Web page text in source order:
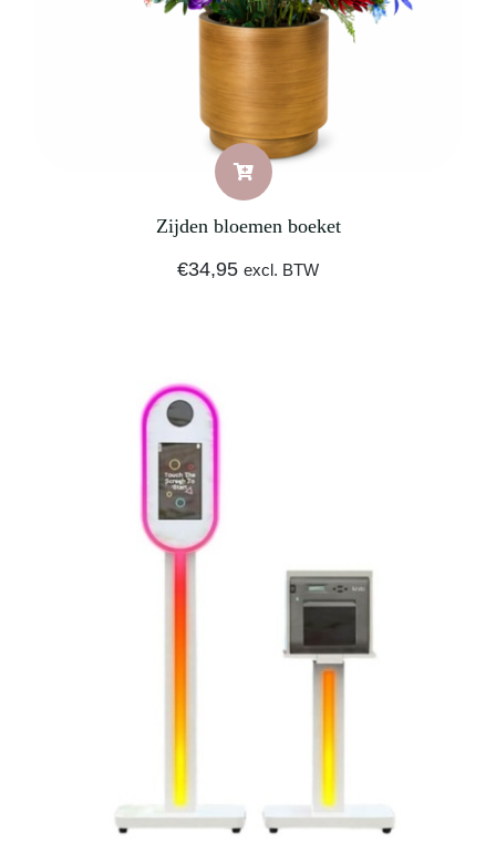
Zijden bloemen boeket
€34,95 excl. BTW